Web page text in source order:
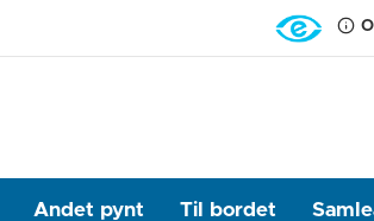
Andet pynt Til bordet